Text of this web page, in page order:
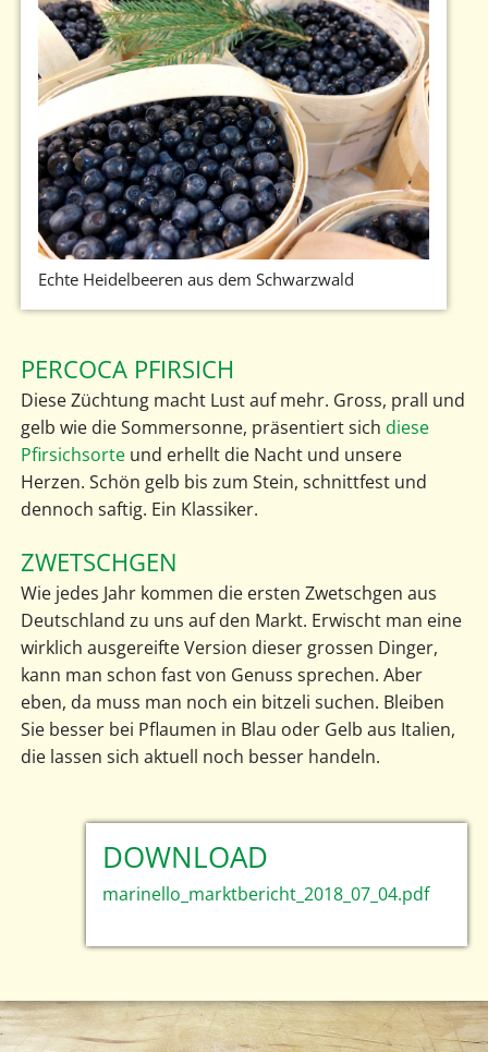
Echte Heidelbeeren aus dem Schwarzwald
PERCOCA PFIRSICH
Diese Züchtung macht Lust auf mehr. Gross, prall und
gelb wie die Sommersonne, präsentiert sich diese
Pfirsichsorteund erhellt die Nacht und unsere
Herzen. Schön gelb bis zum Stein, schnittfest und
dennoch saftig. Ein Klassiker.
ZWETSCHGEN
Wie jedes Jahr kommen die ersten Zwetschgen aus
Deutschland zu uns auf den Markt. Erwischt man eine
wirklich ausgereifte Version dieser grossen Dinger,
kann man schon fast von Genuss sprechen. Aber
eben, da muss man noch ein bitzeli suchen. Bleiben
Sie besser bei Pflaumen in Blau oder Gelb aus Italien,
die lassen sich aktuell noch besser handeln.
DOWNLOAD
marinello_marktbericht_2018_07_04.pdf